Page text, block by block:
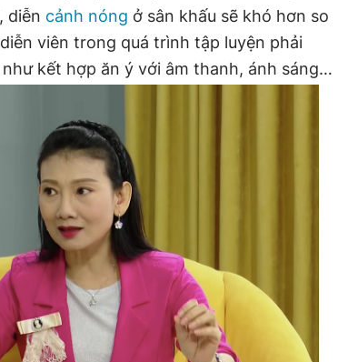
diễn cảnh nóng ở sân khấu sẽ khó hơn so
viên trong quá trình tập luyện phải
kết hợp ăn ý với âm thanh, ánh sáng…